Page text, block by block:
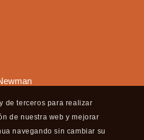
de terceros para realizar
de nuestra web y mejorar
navegando sin cambiar su